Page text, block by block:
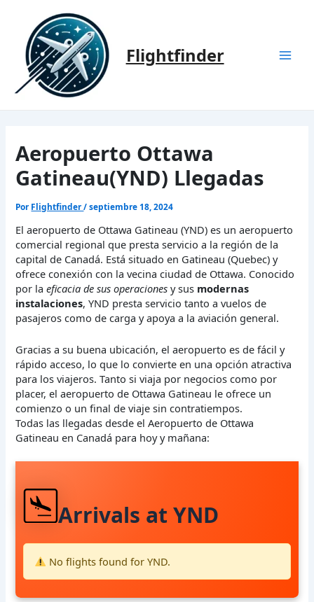
contenido
Flightfinder
Aeropuerto Ottawa
Gatineau(YND) Llegadas
Por Flightfinder/septiembre 18, 2024
El aeropuerto de Ottawa Gatineau (YND) es un aeropuerto
comercial regional que presta servicio a la región de la
capital de Canadá. Está situado en Gatineau (Quebec) y
ofrece conexión con la vecina ciudad de Ottawa. Conocido
por laeficacia de sus operaciones y sus modernas
instalaciones, YND presta servicio tanto a vuelos de
pasajeros como de carga y apoya a la aviación general.
Gracias a su buena ubicación, el aeropuerto es de fácil y
rápido acceso, lo que lo convierte en una opción atractiva
para los viajeros. Tanto si viaja por negocios como por
placer, el aeropuerto de Ottawa Gatineau le ofrece un
comienzo o un final de viaje sin contratiempos.
Todas las llegadas desde el Aeropuerto de Ottawa
Gatineau en Canadá para hoy y mañana:
Arrivals at YND
No flights found for YND.